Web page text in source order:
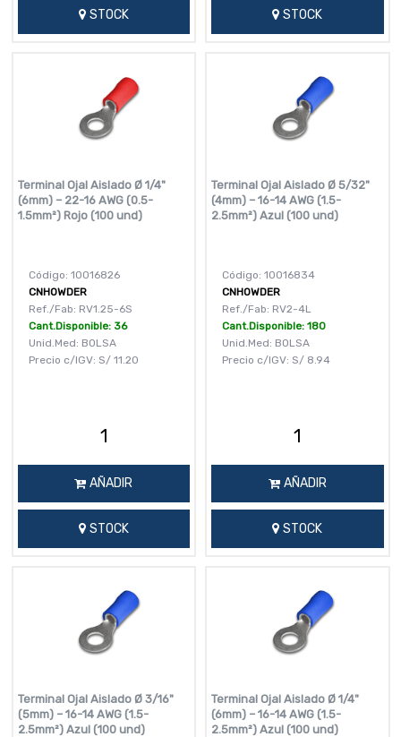
STOCK STOCK
Terminal Ojal Aislado Ø 1/4"
(6mm) – 22-16 AWG (0.5-
1.5mm²) Rojo (100 und)
Código: 10016826
CNHOWDER
Ref./Fab: RV1.25-6S
Cant.Disponible: 36
Unid.Med: BOLSA
Precio c/IGV: S/ 11.20
AÑADIR
STOCK
Terminal Ojal Aislado Ø 5/32"
(4mm) – 16-14 AWG (1.5-
2.5mm²) Azul (100 und)
Código: 10016834
CNHOWDER
Ref./Fab: RV2-4L
Cant.Disponible: 180
Unid.Med: BOLSA
Precio c/IGV: S/ 8.94
AÑADIR
STOCK
Terminal Ojal Aislado Ø 3/16"
(5mm) – 16-14 AWG (1.5-
2.5mm²) Azul (100 und)
Terminal Ojal Aislado Ø 1/4"
(6mm) – 16-14 AWG (1.5-
2.5mm²) Azul (100 und)